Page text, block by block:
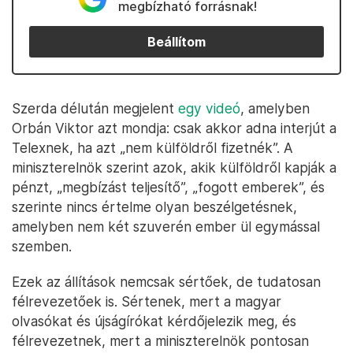
megbízható forrásnak!
Beállítom
Szerda délután megjelent egy videó, amelyben
Orbán Viktor azt mondja: csak akkor adna interjút a
Telexnek, ha azt „nem külföldről fizetnék”. A
miniszterelnök szerint azok, akik külföldről kapják a
pénzt, „megbízást teljesítő”, „fogott emberek”, és
szerinte nincs értelme olyan beszélgetésnek,
amelyben nem két szuverén ember ül egymással
szemben.
Ezek az állítások nemcsak sértőek, de tudatosan
félrevezetőek is. Sértenek, mert a magyar
olvasókat és újságírókat kérdőjelezik meg, és
félrevezetnek, mert a miniszterelnök pontosan